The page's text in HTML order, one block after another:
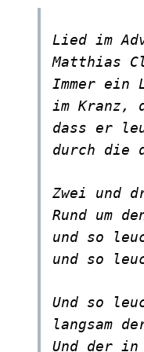
Lied im
Matthias
Immer ein
im Kranz,
dass er
durch die
Zwei und
Rund um
und so
und so
Und so
langsam
Und der